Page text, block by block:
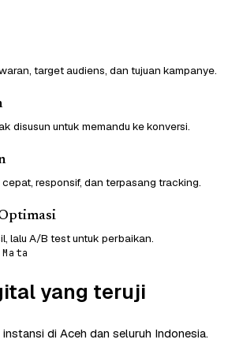
target audiens, dan tujuan kampanye.
disusun untuk memandu ke konversi.
responsif, dan terpasang tracking.
lalu A/B test untuk perbaikan.
yang teruji
di Aceh dan seluruh Indonesia.